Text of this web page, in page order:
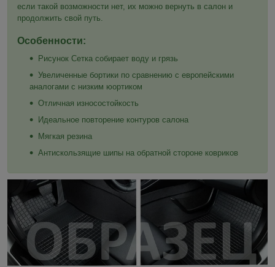
если такой возможности нет, их можно вернуть в салон и
продолжить свой путь.
Особенности:
Рисунок Сетка собирает воду и грязь
Увеличенные бортики по сравнению с европейскими
аналогами с низким юортиком
Отличная износостойкость
Идеальное повторение контуров салона
Мягкая резина
Антискользящие шипы на обратной стороне ковриков